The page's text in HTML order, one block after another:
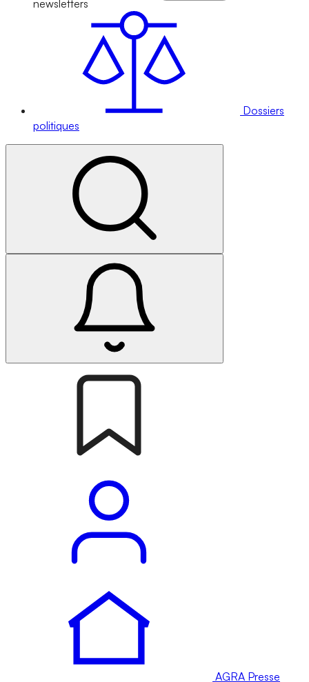
newsletters
Dossiers
politiques
AGRA Presse